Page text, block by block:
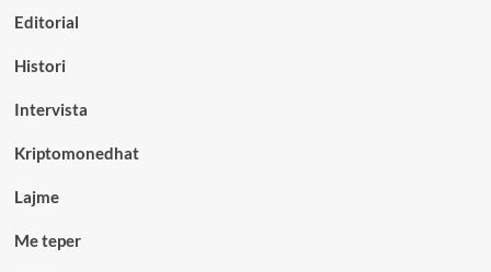
Editorial
Histori
Intervista
Kriptomonedhat
Lajme
Me teper